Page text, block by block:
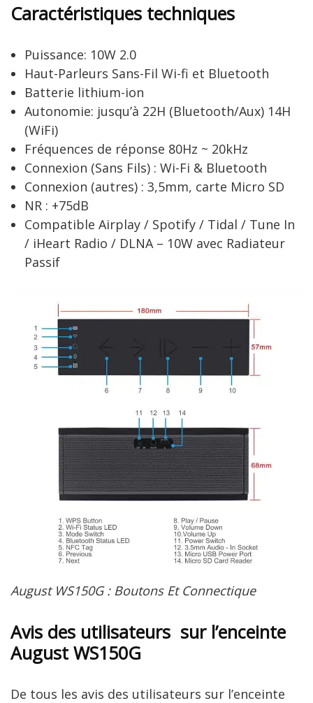
Caractéristiques techniques
Puissance: 10W 2.0
Haut-Parleurs Sans-Fil Wi-fi et Bluetooth
Batterie lithium-ion
Autonomie: jusqu’à 22H (Bluetooth/Aux) 14H
(WiFi)
Fréquences de réponse 80Hz ~ 20kHz
Connexion (Sans Fils) : Wi-Fi & Bluetooth
Connexion (autres) : 3,5mm, carte Micro SD
NR : +75dB
Compatible Airplay / Spotify / Tidal / Tune In
/ iHeart Radio / DLNA – 10W avec Radiateur
Passif
August WS150G : Boutons Et Connectique
Avis des utilisateurs sur l’enceinte
August WS150G
De tous les avis des utilisateurs sur l’enceinte